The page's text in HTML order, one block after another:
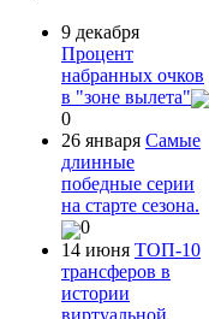
9 декабря
Процент
набранных очков
в "зоне вылета"
0
26 января Самые
длинные
победные серии
на старте сезона.
0
14 июня ТОП-10
трансферов в
истории
виртуальной